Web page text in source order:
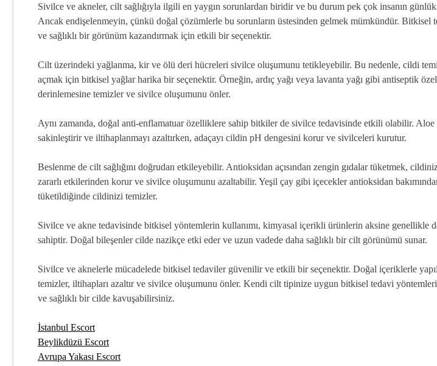
Sivilce ve akneler, cilt sağlığıyla ilgili en yaygın sorunlardan biridir ve bu durum pek çok insanın günlük
Ancak endişelenmeyin, çünkü doğal çözümlerle bu sorunların üstesinden gelmek mümkündür. Bitkisel
ve sağlıklı bir görünüm kazandırmak için etkili bir seçenektir.
Cilt üzerindeki yağlanma, kir ve ölü deri hücreleri sivilce oluşumunu tetikleyebilir. Bu nedenle, cildi
açmak için bitkisel yağlar harika bir seçenektir. Örneğin, ardıç yağı veya lavanta yağı gibi antiseptik
derinlemesine temizler ve sivilce oluşumunu önler.
Aynı zamanda, doğal anti-enflamatuar özelliklere sahip bitkiler de sivilce tedavisinde etkili olabilir.
sakinleştirir ve iltihaplanmayı azaltırken, adaçayı cildin pH dengesini korur ve sivilceleri kurutur.
Beslenme de cilt sağlığını doğrudan etkileyebilir. Antioksidan açısından zengin gıdalar tüketmek,
zararlı etkilerinden korur ve sivilce oluşumunu azaltabilir. Yeşil çay gibi içecekler antioksidan
tüketildiğinde cildinizi temizler.
Sivilce ve akne tedavisinde bitkisel yöntemlerin kullanımı, kimyasal içerikli ürünlerin aksine genellikle
sahiptir. Doğal bileşenler cilde nazikçe etki eder ve uzun vadede daha sağlıklı bir cilt görünümü sunar.
Sivilce ve aknelerle mücadelede bitkisel tedaviler güvenilir ve etkili bir seçenektir. Doğal içeriklerle
temizler, iltihapları azaltır ve sivilce oluşumunu önler. Kendi cilt tipinize uygun bitkisel tedavi
ve sağlıklı bir cilde kavuşabilirsiniz.
İstanbul Escort
Beylikdüzü Escort
Avrupa Yakası Escort